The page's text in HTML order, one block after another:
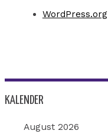
WordPress.org
KALENDER
August 2026